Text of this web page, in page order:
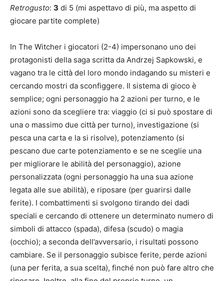
Retrogusto: 3 di 5 (mi aspettavo di più, ma aspetto di
giocare partite complete)
In The Witcher i giocatori (2-4) impersonano uno dei
protagonisti della saga scritta da Andrzej Sapkowski, e
vagano tra le città del loro mondo indagando su misteri e
cercando mostri da sconfiggere. Il sistema di gioco è
semplice; ogni personaggio ha 2 azioni per turno, e le
azioni sono da scegliere tra: viaggio (ci si può spostare di
una o massimo due città per turno), investigazione (si
pesca una carta e la si risolve), potenziamento (si
pescano due carte potenziamento e se ne sceglie una
per migliorare le abilità del personaggio), azione
personalizzata (ogni personaggio ha una sua azione
legata alle sue abilità), e riposare (per guarirsi dalle
ferite). I combattimenti si svolgono tirando dei dadi
speciali e cercando di ottenere un determinato numero di
simboli di attacco (spada), difesa (scudo) o magia
(occhio); a seconda dell’avversario, i risultati possono
cambiare. Se il personaggio subisce ferite, perde azioni
(una per ferita, a sua scelta), finché non può fare altro che